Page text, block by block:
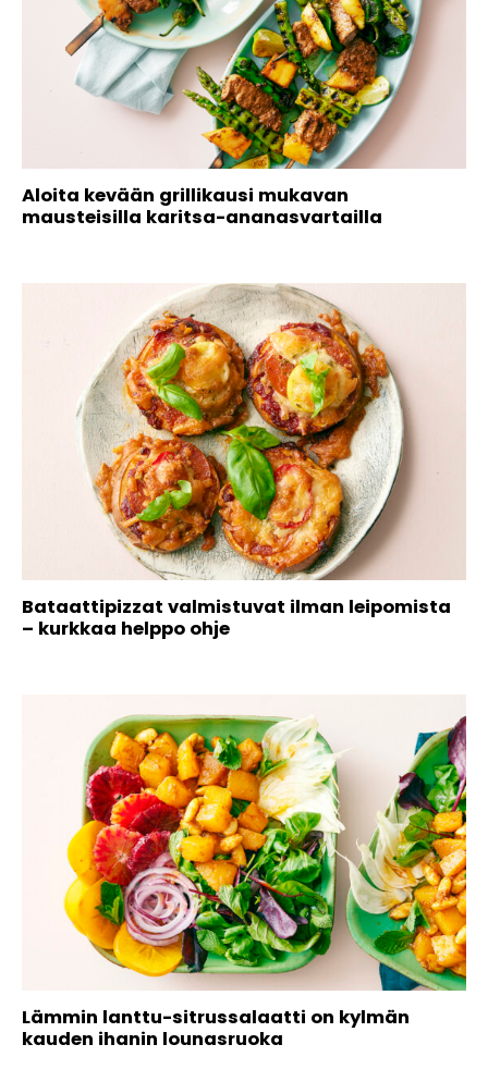
Aloita kevään grillikausi mukavan
mausteisilla karitsa-ananasvartailla
Bataattipizzat valmistuvat ilman leipomista
– kurkkaa helppo ohje
Lämmin lanttu-sitrussalaatti on kylmän
kauden ihanin lounasruoka